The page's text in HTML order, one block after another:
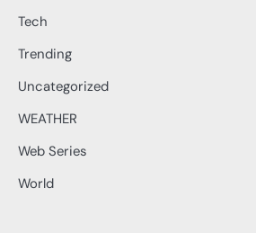
Tech
Trending
Uncategorized
WEATHER
Web Series
World